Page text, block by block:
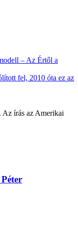
– Az Értől a
fel, 2010 óta ez az
Az írás az Amerikai